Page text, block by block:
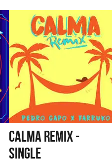
CALMA REMIX -
SINGLE